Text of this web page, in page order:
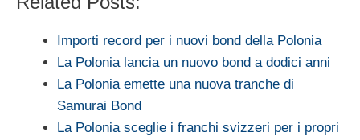
Importi record per i nuovi bond della Polonia
La Polonia lancia un nuovo bond a dodici anni
La Polonia emette una nuova tranche di
Samurai Bond
La Polonia sceglie i franchi svizzeri per i propri